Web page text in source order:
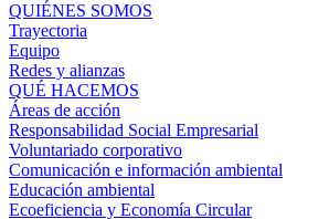
QUIÉNES SOMOS
Trayectoria
Equipo
Redes y alianzas
QUÉ HACEMOS
Áreas de acción
Responsabilidad Social Empresarial
Voluntariado corporativo
Comunicación e información ambiental
Educación ambiental
Ecoeficiencia y Economía Circular